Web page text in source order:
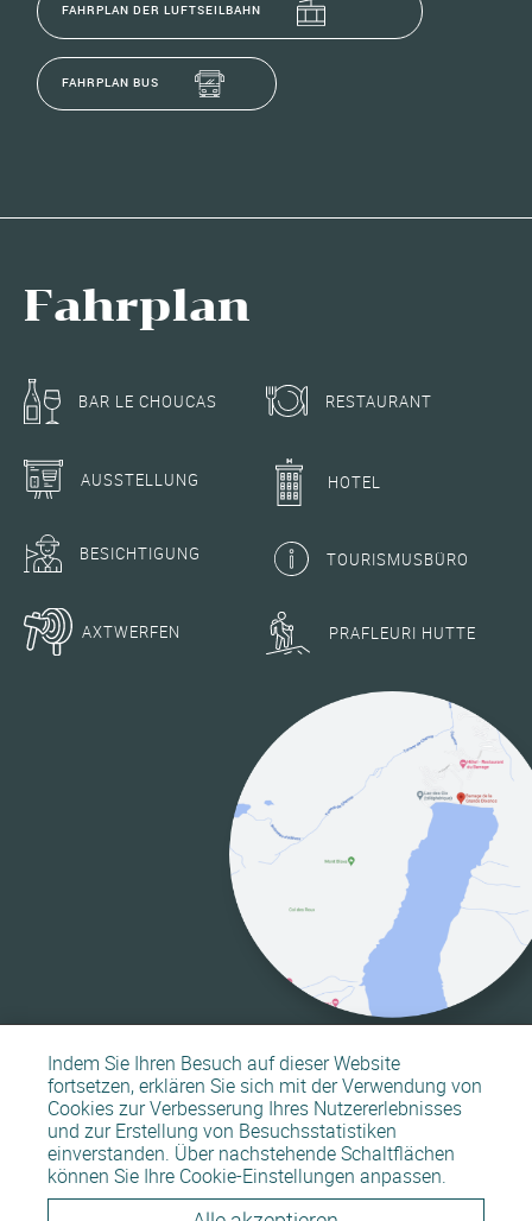
FAHRPLAN DER LUFTSEILBAHN
FAHRPLAN BUS
Fahrplan
BAR LE CHOUCAS
AUSSTELLUNG
BESICHTIGUNG
AXTWERFEN
RESTAURANT
HOTEL
TOURISMUSBÜRO
PRAFLEURI HUTTE
Sitemap Rechtliche Hinweise
Indem Sie Ihren Besuch auf dieser Website
fortsetzen, erklären Sie sich mit der Verwendung von
Cookies zur Verbesserung Ihres Nutzererlebnisses
und zur Erstellung von Besuchsstatistiken
einverstanden. Über nachstehende Schaltflächen
können Sie Ihre Cookie-Einstellungen anpassen.